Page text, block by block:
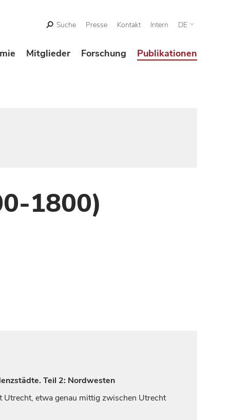
Suche Presse Kontakt Intern DE
Mitglieder Forschung Publikationen
1800)
Teil 2: Nordwesten
Utrecht, etwa genau mittig zwischen Utrecht